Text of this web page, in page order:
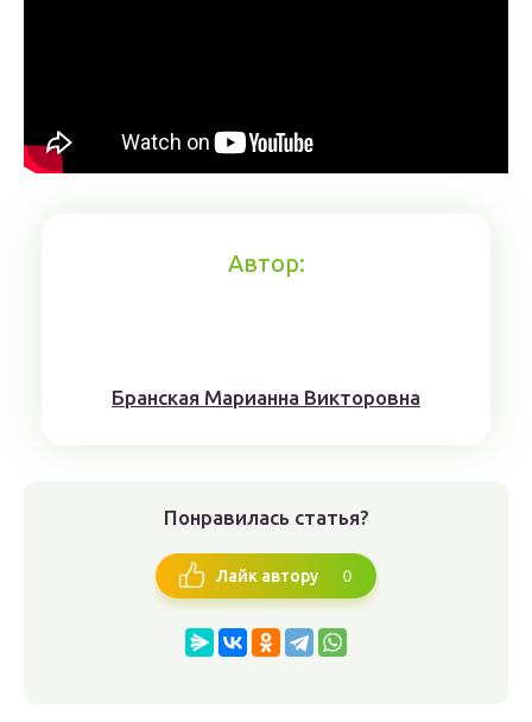
Автор:
Брaнскaя Мaрианнa Виктoрoвна
Понравилась статья?
Лайк автору 0